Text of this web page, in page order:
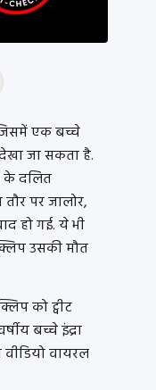
एक बच्चे
जा सकता है.
के दलित
पर जालोर,
हो गई. ये भी
उसकी मौत
को ट्वीट
बच्चे इंद्रा
वायरल